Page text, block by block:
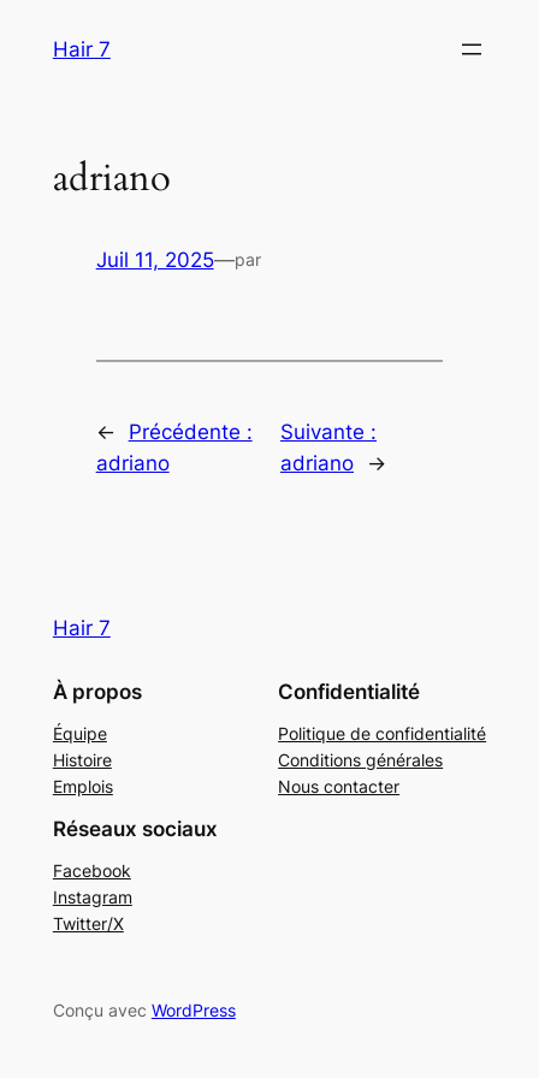
Hair 7
adriano
Juil 11, 2025—par
←
Précédente :
adriano
Suivante :
adriano
→
Hair 7
À propos
Équipe
Histoire
Emplois
Confidentialité
Politique de confidentialité
Conditions générales
Nous contacter
Réseaux sociaux
Facebook
Instagram
Twitter/X
Conçu avec WordPress